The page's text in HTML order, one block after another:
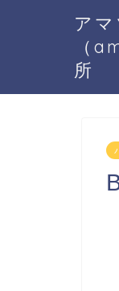
アマ
（
所